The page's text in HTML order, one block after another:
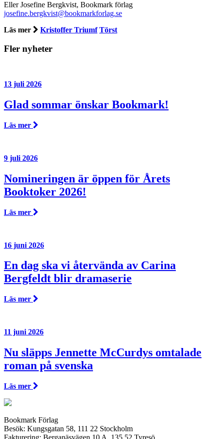
Eller Josefine Bergkvist, Bookmark förlag
josefine.bergkvist@bookmarkforlag.se
Läs mer
Kristoffer Triumf Törst
Fler nyheter
13 juli 2026
Glad sommar önskar Bookmark!
Läs mer
9 juli 2026
Nomineringen är öppen för Årets
Booktoker 2026!
Läs mer
16 juni 2026
En dag ska vi återvända av Carina
Bergfeldt blir dramaserie
Läs mer
11 juni 2026
Nu släpps Jennette McCurdys omtalade
roman på svenska
Läs mer
Bookmark Förlag
Besök: Kungsgatan 58, 111 22 Stockholm